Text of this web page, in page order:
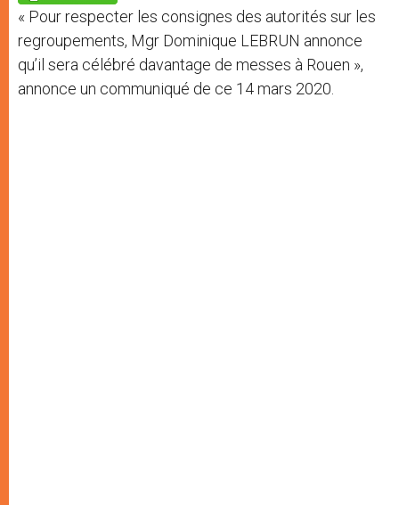
p e
r
k
« Pour respecter les consignes des autorités sur les
regroupements, Mgr Dominique LEBRUN annonce
qu’il sera célébré davantage de messes à Rouen »,
annonce un communiqué de ce 14 mars 2020.